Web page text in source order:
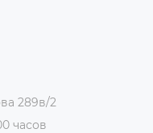
289в/2
часов